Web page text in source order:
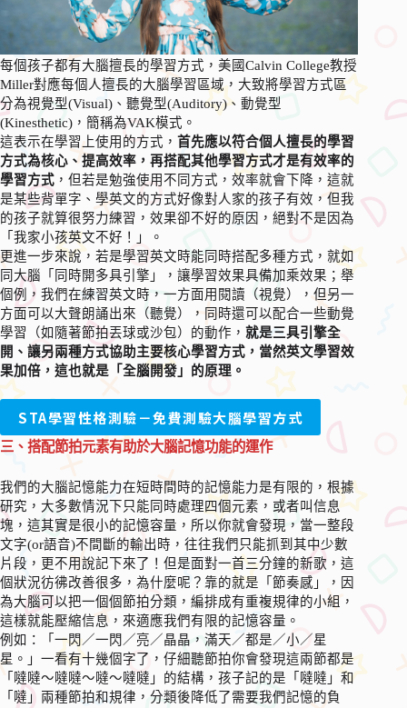
每個孩子都有大腦擅長的學習方式，美國Calvin College教授
Miller對應每個人擅長的大腦學習區域，大致將學習方式區
分為視覺型(Visual)、聽覺型(Auditory)、動覺型
(Kinesthetic)，簡稱為VAK模式。
這表示在學習上使用的方式， 首先應以符合個人擅長的學習
方式為核心、提高效率，再搭配其他學習方式才是有效率的
學習方式 ，但若是勉強使用不同方式，效率就會下降，這就
是某些背單字、學英文的方式好像對人家的孩子有效，但我
的孩子就算很努力練習，效果卻不好的原因，絕對不是因為
「我家小孩英文不好！」。
更進一步來說，若是學習英文時能同時搭配多種方式，就如
同大腦「同時開多具引擎」，讓學習效果具備加乘效果；舉
個例，我們在練習英文時，一方面用閱讀（視覺），但另一
方面可以大聲朗誦出來（聽覺），同時還可以配合一些動覺
學習（如隨著節拍丟球或沙包）的動作， 就是三具引擎全
開、讓另兩種方式協助主要核心學習方式，當然英文學習效
果加倍，這也就是「全腦開發」的原理。
STA學習性格測驗－免費測驗大腦學習方式
三、搭配節拍元素有助於大腦記憶功能的運作
我們的大腦記憶能力在短時間時的記憶能力是有限的，根據
研究，大多數情況下只能同時處理四個元素，或者叫信息
塊，這其實是很小的記憶容量，所以你就會發現，當一整段
文字(or語音)不間斷的輸出時，往往我們只能抓到其中少數
片段，更不用說記下來了！但是面對一首三分鐘的新歌，這
個狀況彷彿改善很多，為什麼呢？靠的就是「節奏感」，因
為大腦可以把一個個節拍分類，編排成有重複規律的小組，
這樣就能壓縮信息，來適應我們有限的記憶容量。
例如：「一閃／一閃／亮／晶晶，滿天／都是／小／星
星。」一看有十幾個字了，仔細聽節拍你會發現這兩節都是
「噠噠～噠噠～噠～噠噠」的結構，孩子記的是「噠噠」和
「噠」兩種節拍和規律，分類後降低了需要我們記憶的負